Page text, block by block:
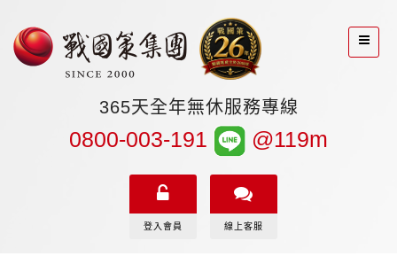
365天全年無休服務專線
0800-003-191 @119m
登入會員 線上客服